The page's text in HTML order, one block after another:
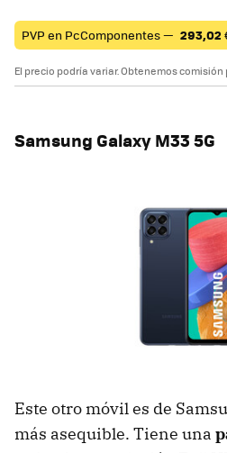
PVP en PcComponentes — 293,02
El precio podría variar. Obtenemos
Samsung Galaxy M33 5G
Este otro móvil es de
más asequible. Tiene una